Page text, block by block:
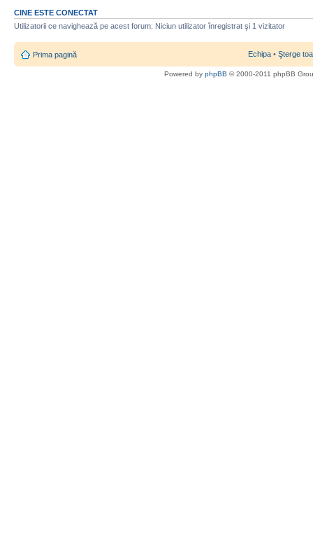
CINE ESTE CONECTAT
Utilizatorii ce navighează pe acest forum: Niciun utilizator înregistrat şi 1 vizitator
Prima pagină Echipa • Şterge
Powered by phpBB © 2000-2011 phpBB